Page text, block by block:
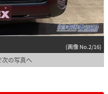
(画像 No.2/16)
次の写真へ